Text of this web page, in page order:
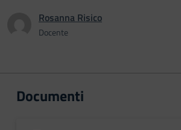
Rosanna Risico
Docente
Documenti